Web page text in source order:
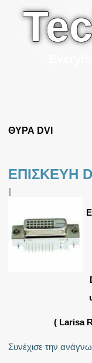
ΘΥΡΑ DVI
ΕΠΙΣΚΕΥΗ
|
( Larisa
Συνέχισε την